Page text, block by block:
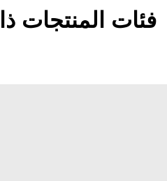
فئات المنتجات